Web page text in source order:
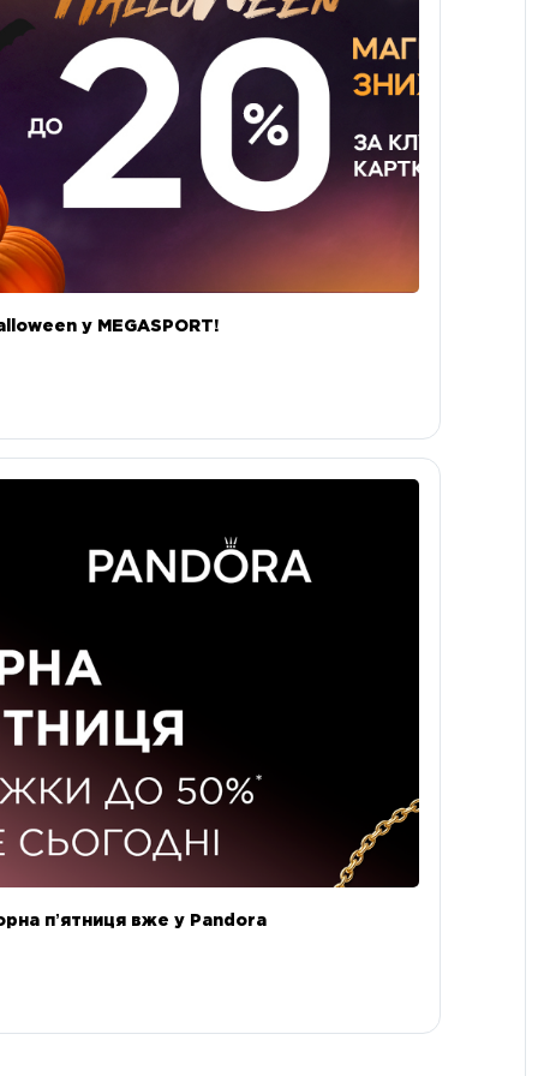
у MEGASPORT!
пʼятниця вже у Pandora